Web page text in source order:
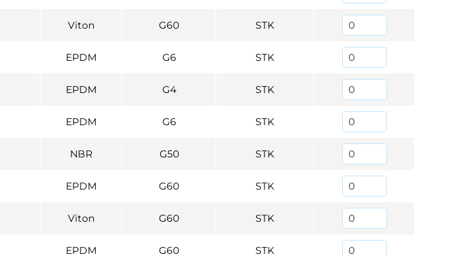
Viton G60 STK
EPDM G6 STK
EPDM G4 STK
EPDM G6 STK
NBR G50 STK
EPDM G60 STK
Viton G60 STK
EPDM G60 STK